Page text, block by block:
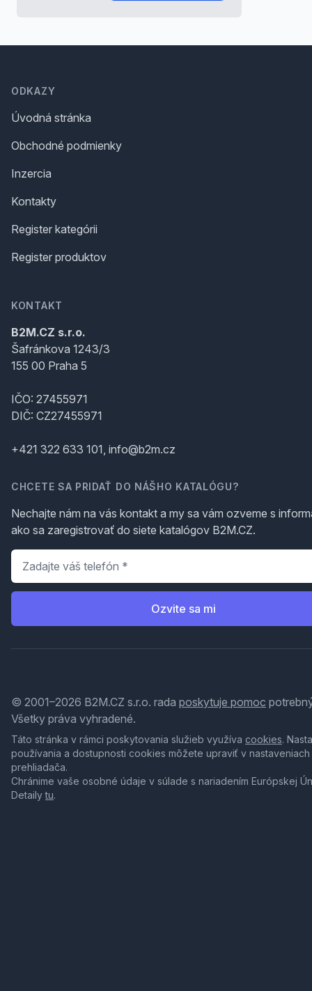
ODKAZY
Úvodná stránka
Obchodné podmienky
Inzercia
Kontakty
Register kategórii
Register produktov
KONTAKT
B2M.CZ s.r.o.
Šafránkova 1243/3
155 00 Praha 5
IČO: 27455971
DIČ: CZ27455971
+421 322 633 101, info@b2m.cz
CHCETE SA PRIDAŤ DO NÁŠHO KATALÓGU?
Nechajte nám na vás kontakt a my sa vám ozveme s
ako sa zaregistrovať do siete katalógov B2M.CZ.
Telefón
Ozvite sa mi
© 2001–2026 B2M.CZ s.r.o. rada poskytuje pomoc
Všetky práva vyhradené.
Táto stránka v rámci poskytovania služieb využíva cookies.
používania a dostupnosti cookies môžete upraviť v nastaveniach
prehliadača.
Chránime vaše osobné údaje v súlade s nariadením Európskej
Detailytu.